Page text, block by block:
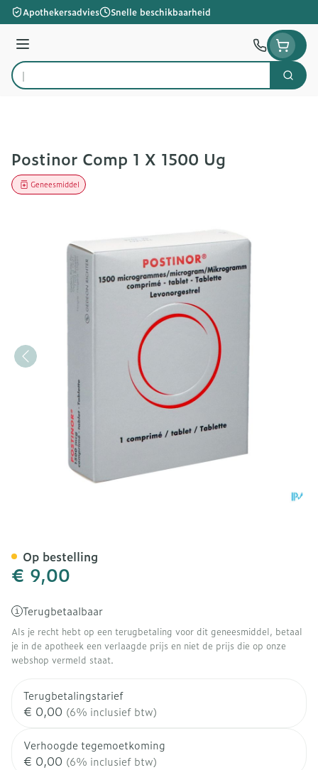
Ga naar de inhoud
Apothekersadvies Snelle beschikbaarheid
Menu
Product, merk, categorie...
Zoek
Postinor Comp 1 X 1500 Ug
Geneesmiddel
€ 9,00
Terugbetaalbaar
Als je recht hebt op een terugbetaling voor dit geneesmiddel, betaal
je in de apotheek een verlaagde prijs en niet de prijs die op onze
webshop vermeld staat.
Terugbetalingstarief
€ 0,00 (6% inclusief btw)
Verhoogde tegemoetkoming
€ 0,00 (6% inclusief btw)
Op bestelling